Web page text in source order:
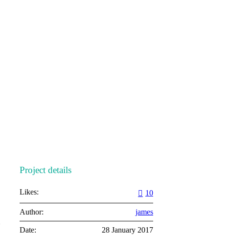
Project details
Likes: 10
Author: james
Date: 28 January 2017